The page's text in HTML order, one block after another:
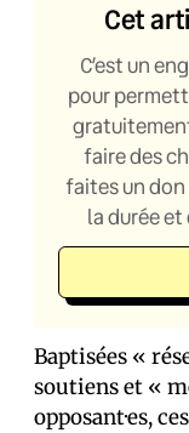
Cet
C’est un
pour
faire des
faites un
la durée
Baptisées «
soutiens et «
opposant·es,